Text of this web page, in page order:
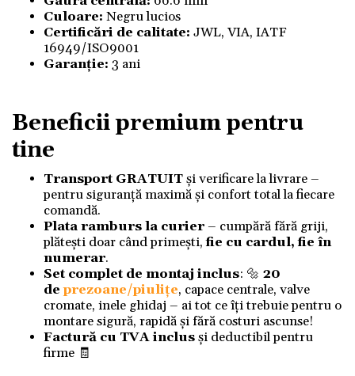
Culoare: Negru lucios
Certificări de calitate: JWL, VIA, IATF
16949/ISO9001
Garanție: 3 ani
Beneficii premium pentru
tine
Transport GRATUITși verificare la livrare –
pentru siguranță maximă și confort total la fiecare
comandă.
Plata ramburs la curier– cumpără fără griji,
plătești doar când primești,fie cu cardul, fie în
numerar.
Set complet de montaj inclus: 🔩 20
deprezoane/piulițe, capace centrale, valve
cromate, inele ghidaj – ai tot ce îți trebuie pentru o
montare sigură, rapidă și fără costuri ascunse!
Factură cu TVA inclusși deductibil pentru
firme 🧾